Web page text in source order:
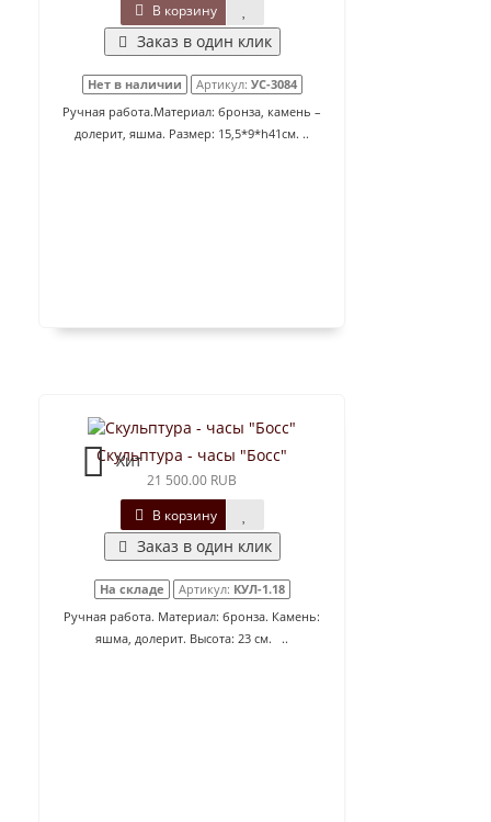
В корзину
Заказ в один клик
Нет в наличии Артикул: УС-3084
Ручная работа.Материал: бронза, камень –
долерит, яшма. Размер: 15,5*9*h41см. ..
Хит
Скульптура - часы "Босс"
21 500.00 RUB
В корзину
Заказ в один клик
На складе Артикул: КУЛ-1.18
Ручная работа. Материал: бронза. Камень:
яшма, долерит. Высота: 23 см. ..